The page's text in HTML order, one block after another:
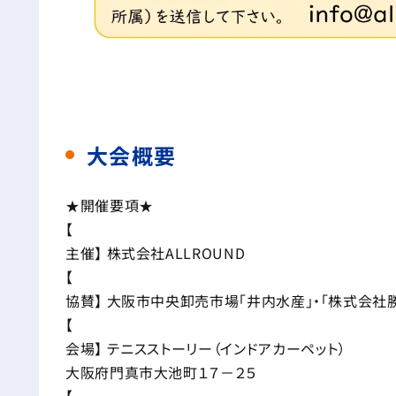
大会概要
★開催要項★
【
主催】 株式会社ALLROUND
【
協賛】 大阪市中央卸売市場「井内水産」・「株式会社
【
会場】 テニスストーリー（インドアカーペット）
大阪府門真市大池町１７－２５